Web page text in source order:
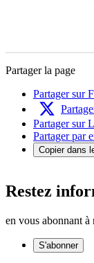
Partager la page
Partager sur
Partager sur
Partager par
Copier dans
Restez
en vous abonnant
S'abonner